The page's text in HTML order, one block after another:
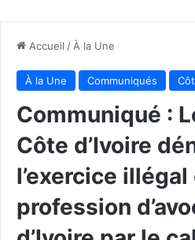
Accueil / À la Une
À la Une Communiqués
Communiqué :
Côte d’Ivoire
l’exercice illégal
profession